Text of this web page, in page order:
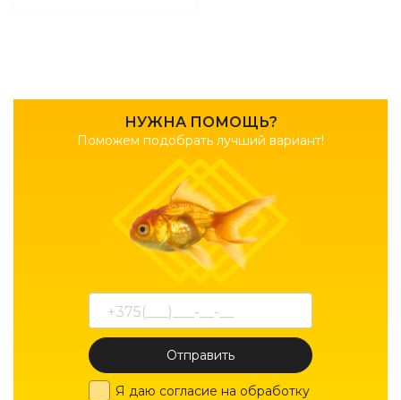
НУЖНА ПОМОЩЬ?
Поможем подобрать лучший вариант!
Отправить
Я даю согласие на обработку